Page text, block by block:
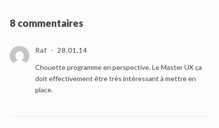
8 commentaires
Raf 28.01.14
Chouette programme en perspective. Le Master UX ça
doit effectivement être très intéressant à mettre en
place.